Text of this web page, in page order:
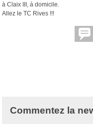
à Claix III, à domicile.
Allez le TC Rives !!!
Commentez la